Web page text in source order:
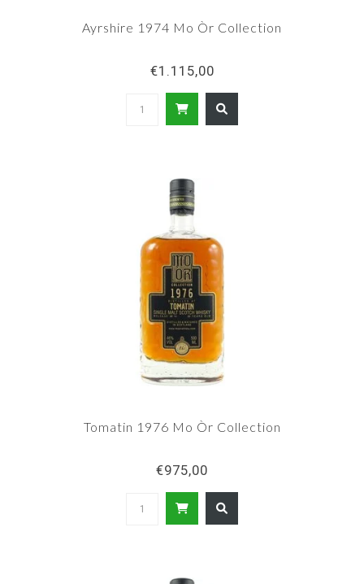
Ayrshire 1974 Mo Òr Collection
€1.115,00
Tomatin 1976 Mo Òr Collection
€975,00